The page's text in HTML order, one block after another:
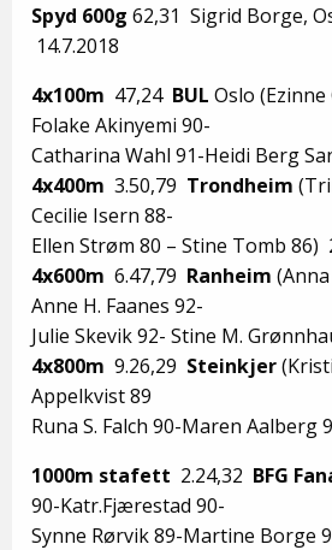
Spyd 600g 62,31 Sigrid Borge,
14.7.2018
4x100m 47,24 BUL Oslo
Folake Akinyemi 90-
Catharina Wahl 91-Heidi Berg
4x400m 3.50,79 Trondheim
Cecilie Isern 88-
Ellen Strøm 80 – Stine Tomb 86)
4x600m 6.47,79 Ranheim
Anne H. Faanes 92-
Julie Skevik 92- Stine M.
4x800m 9.26,29 Steinkjer
Appelkvist 89
Runa S. Falch 90-Maren Aalberg
1000m stafett 2.24,32 BFG
90-Katr.Fjærestad 90-
Synne Rørvik 89-Martine Borge